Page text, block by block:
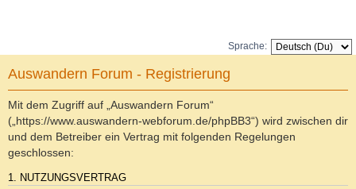
Sprache:
Auswandern Forum - Registrierung
Mit dem Zugriff auf „Auswandern Forum“
(„https://www.auswandern-webforum.de/phpBB3“) wird zwischen dir
und dem Betreiber ein Vertrag mit folgenden Regelungen
geschlossen:
1. NUTZUNGSVERTRAG